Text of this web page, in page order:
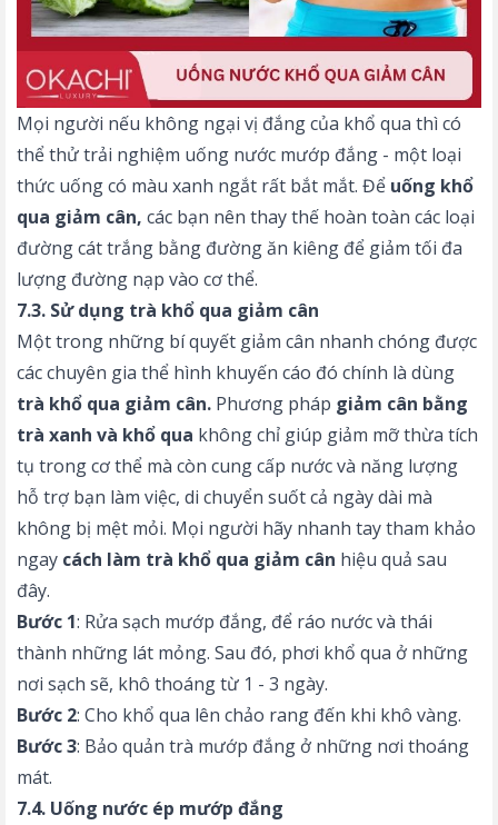
Mọi người nếu không ngại vị đắng của khổ qua thì có
thể thử trải nghiệm uống nước mướp đắng - một loại
thức uống có màu xanh ngắt rất bắt mắt. Để uống khổ
qua giảm cân, các bạn nên thay thế hoàn toàn các loại
đường cát trắng bằng đường ăn kiêng để giảm tối đa
lượng đường nạp vào cơ thể.
7.3. Sử dụng trà khổ qua giảm cân
Một trong những bí quyết giảm cân nhanh chóng được
các chuyên gia thể hình khuyến cáo đó chính là dùng
trà khổ qua giảm cân. Phương pháp giảm cân bằng
trà xanh và khổ qua không chỉ giúp giảm mỡ thừa tích
tụ trong cơ thể mà còn cung cấp nước và năng lượng
hỗ trợ bạn làm việc, di chuyển suốt cả ngày dài mà
không bị mệt mỏi. Mọi người hãy nhanh tay tham khảo
ngay cách làm trà khổ qua giảm cân hiệu quả sau
đây.
Bước 1: Rửa sạch mướp đắng, để ráo nước và thái
thành những lát mỏng. Sau đó, phơi khổ qua ở những
nơi sạch sẽ, khô thoáng từ 1 - 3 ngày.
Bước 2: Cho khổ qua lên chảo rang đến khi khô vàng.
Bước 3: Bảo quản trà mướp đắng ở những nơi thoáng
mát.
7.4. Uống nước ép mướp đắng